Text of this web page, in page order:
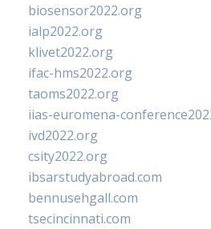
biosensor2022.org
ialp2022.org
klivet2022.org
ifac-hms2022.org
taoms2022.org
iias-euromena-
ivd2022.org
csity2022.org
ibsarstudyabroad.com
bennusehgall.com
tsecincinnati.com